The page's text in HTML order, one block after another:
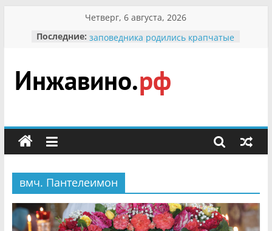
содержимому
Четверг, 6 августа, 2026
Последние:
заповедника родились крапчатые
Международному Дню семьи
Присвоение звания «Почётный
Отечественной, фронтовичке
Кирсановой
Ученики приняли участие в
мероприятии «Сохраним
первоцветы!»
Инжавино.рф
сельский
портал
вмч. Пантелеимон